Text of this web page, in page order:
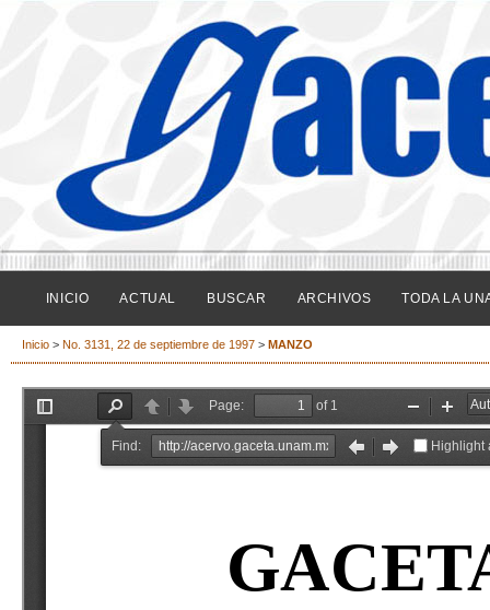
INICIO ACTUAL BUSCAR ARCHIVOS TODA LA
Inicio > No. 3131, 22 de septiembre de 1997 > MANZO